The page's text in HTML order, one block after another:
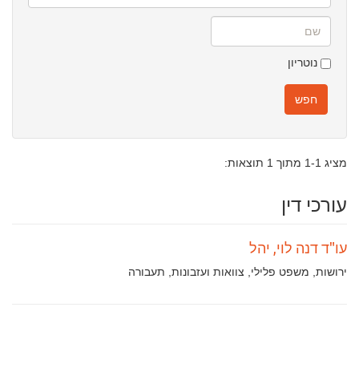
נוטריון
חפש
מציג 1-1 מתוך 1 תוצאות:
עורכי דין
עו"ד דנה לוי, יהל
תחומי
ירושות, משפט פלילי, צוואות ועזבונות, תעבורה